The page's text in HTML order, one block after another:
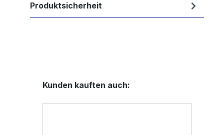
Produktsicherheit
Produktgalerie überspringen
Kunden kauften auch: